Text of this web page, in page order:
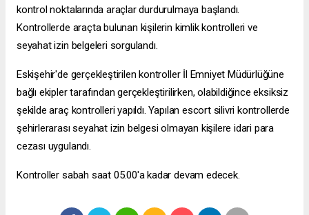
kontrol noktalarında araçlar durdurulmaya başlandı.
Kontrollerde araçta bulunan kişilerin kimlik kontrolleri ve
seyahat izin belgeleri sorgulandı.
Eskişehir'de gerçekleştirilen kontroller İl Emniyet Müdürlüğüne
bağlı ekipler tarafından gerçekleştirilirken, olabildiğince eksiksiz
şekilde araç kontrolleri yapıldı. Yapılan escort silivri kontrollerde
şehirlerarası seyahat izin belgesi olmayan kişilere idari para
cezası uygulandı.
Kontroller sabah saat 05.00'a kadar devam edecek.